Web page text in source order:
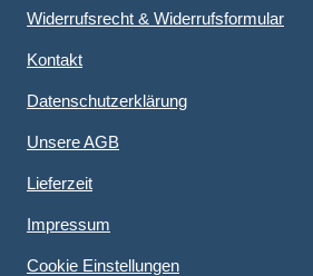
Widerrufsrecht & Widerrufsformular
Kontakt
Datenschutzerklärung
Unsere AGB
Lieferzeit
Impressum
Cookie Einstellungen